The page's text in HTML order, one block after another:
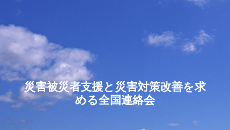
テ
ツ
へ
ス
キ
ッ
災害被災者支援と災害対策改善を求
める全国連絡会